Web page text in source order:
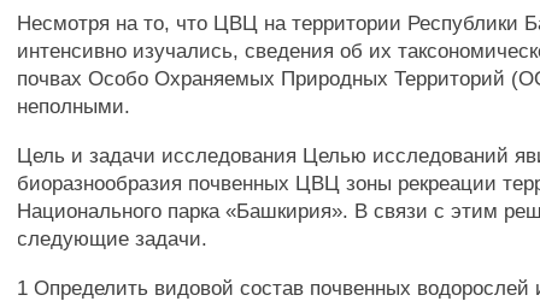
Несмотря на то, что ЦВЦ на территории Республики
интенсивно изучались, сведения об их
почвах Особо Охраняемых Природных Территорий
неполными.
Цель и задачи исследования Целью исследований
биоразнообразия почвенных ЦВЦ зоны рекреации
Национального парка «Башкирия». В связи с этим
следующие задачи.
1 Определить видовой состав почвенных водорослей